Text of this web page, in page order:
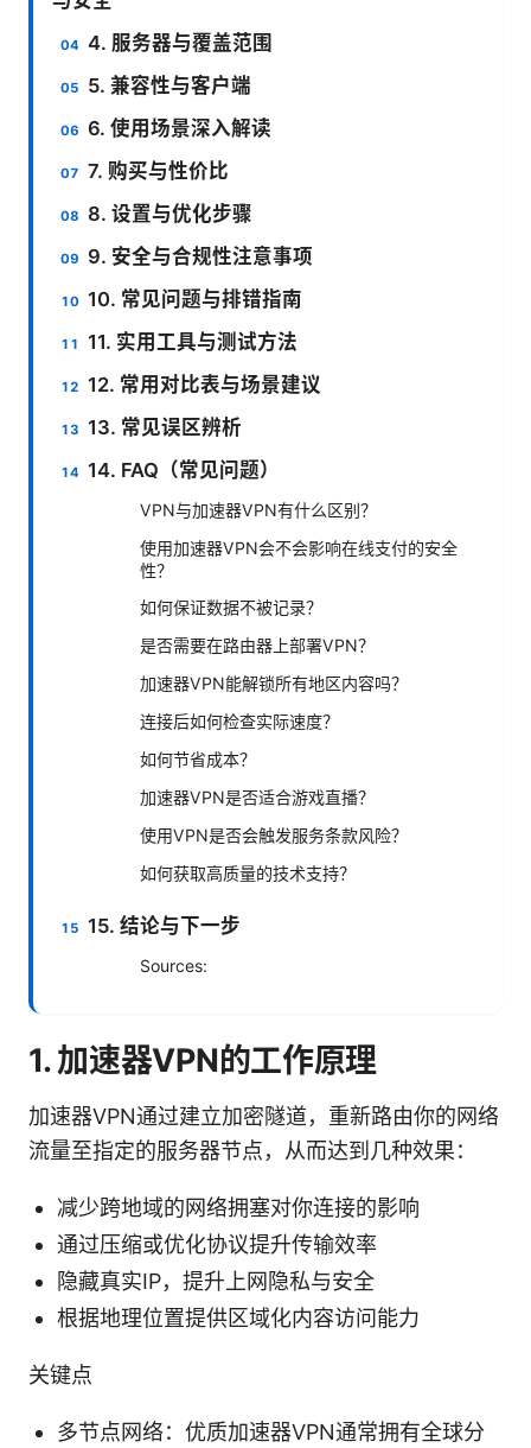
4. 服务器与覆盖范围
5. 兼容性与客户端
6. 使用场景深入解读
7. 购买与性价比
8. 设置与优化步骤
9. 安全与合规性注意事项
10. 常见问题与排错指南
11. 实用工具与测试方法
12. 常用对比表与场景建议
13. 常见误区辨析
14. FAQ（常见问题）
VPN与加速器VPN有什么区别？
使用加速器VPN会不会影响在线支付的安全
性？
如何保证数据不被记录？
是否需要在路由器上部署VPN？
加速器VPN能解锁所有地区内容吗？
连接后如何检查实际速度？
如何节省成本？
加速器VPN是否适合游戏直播？
使用VPN是否会触发服务条款风险？
如何获取高质量的技术支持？
15. 结论与下一步
Sources:
1. 加速器VPN的工作原理
加速器VPN通过建立加密隧道，重新路由你的网络
流量至指定的服务器节点，从而达到几种效果：
减少跨地域的网络拥塞对你连接的影响
通过压缩或优化协议提升传输效率
隐藏真实IP，提升上网隐私与安全
根据地理位置提供区域化内容访问能力
关键点
多节点网络：优质加速器VPN通常拥有全球分